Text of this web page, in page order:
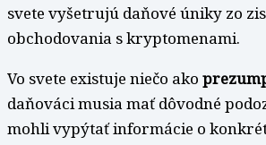
svete vyšetrujú daňové úniky zo
obchodovania s kryptomenami.
Vo svete existuje niečo ako
daňováci musia mať dôvodné
mohli vypýtať informácie o